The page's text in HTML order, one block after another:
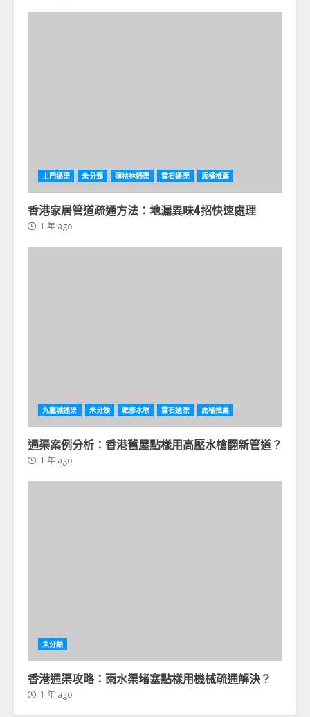
上門通渠 未分類 薄扶林通渠 雲石通渠 馬桶推薦
香港家居管道疏通方法：地漏異味4招快速處理
1 年 ago
九龍城通渠 未分類 維修水喉 雲石通渠 馬桶推薦
通渠案例分析：香港舊屋點樣用高壓水槍翻新管道？
1 年 ago
未分類
香港通渠攻略：雨水渠堵塞點樣用機械疏通解決？
1 年 ago